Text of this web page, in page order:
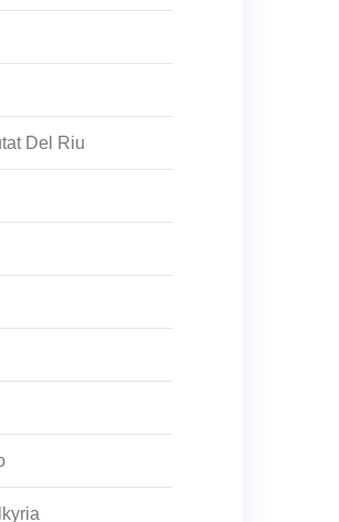
Del Riu